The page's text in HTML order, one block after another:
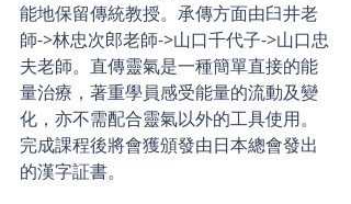
能地保留傳統教授。承傳方面由臼井老
師->林忠次郎老師->山口千代子->山口忠
夫老師。直傳靈氣是一種簡單直接的能
量治療，著重學員感受能量的流動及變
化，亦不需配合靈氣以外的工具使用。
完成課程後將會獲頒發由日本總會發出
的漢字証書。